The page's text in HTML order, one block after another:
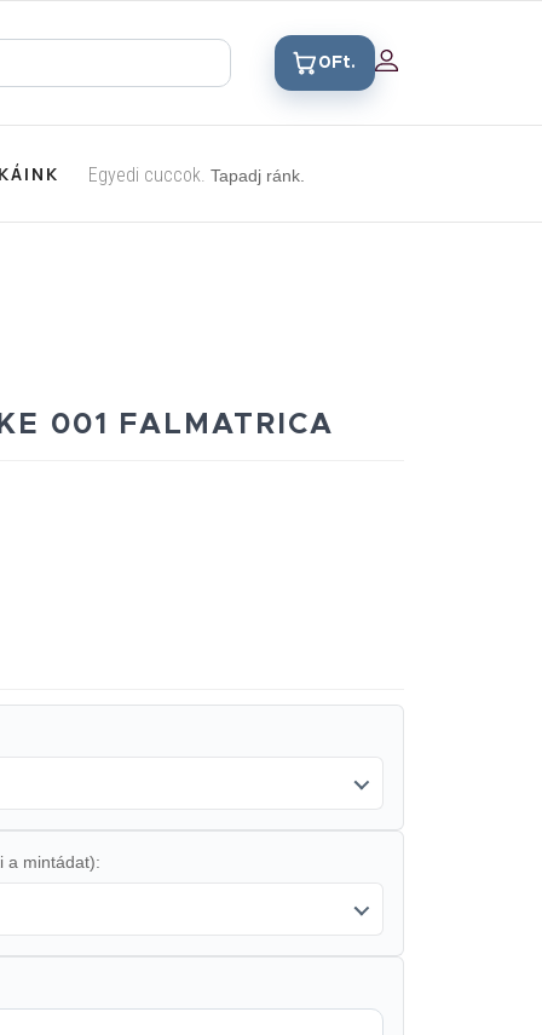
0Ft.
Egyedi cuccok. Tapadj ránk.
001 FALMATRICA
a mintádat):